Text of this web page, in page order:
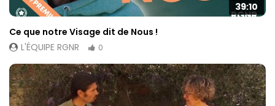
39:10
Ce que notre Visage dit de Nous !
L'ÉQUIPE RGNR
0